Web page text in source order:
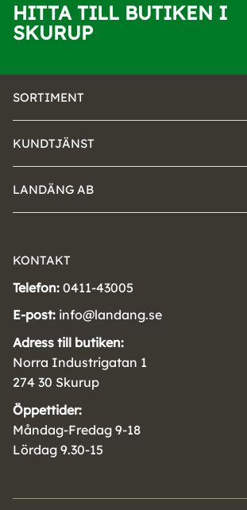
HITTA TILL BUTIKEN I
SKURUP
SORTIMENT
KUNDTJÄNST
LANDÄNG AB
KONTAKT
Telefon: 0411-43005
E-post: info@landang.se
Adress till butiken:
Norra Industrigatan 1
274 30 Skurup
Öppettider:
Måndag-Fredag 9-18
Lördag 9.30-15